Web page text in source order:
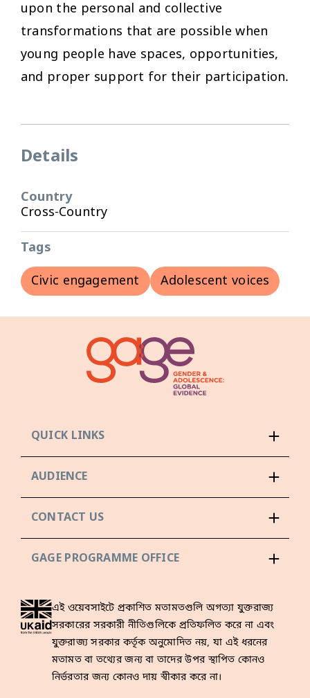
upon the personal and collective
transformations that are possible when
young people have spaces, opportunities,
and proper support for their participation.
Details
Country
Cross-Country
Tags
Civic engagement
Adolescent voices
QUICK LINKS
AUDIENCE
CONTACT US
GAGE PROGRAMME OFFICE
এই ওয়েবসাইটে প্রকাশিত মতামতগুলি অগত্যা যুক্তরাজ্য
সরকারের সরকারী নীতিগুলিকে প্রতিফলিত করে না এবং
যুক্তরাজ্য সরকার কর্তৃক অনুমোদিত নয়, যা এই ধরনের
মতামত বা তথ্যের জন্য বা তাদের উপর স্থাপিত কোনও
নির্ভরতার জন্য কোনও দায় স্বীকার করে না।